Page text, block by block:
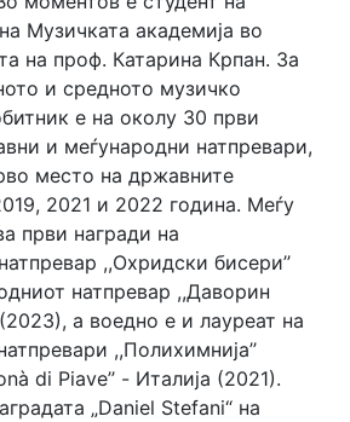
Музичката академија во
на проф. Катарина Крпан. За
и средното музичко
е на околу 30 први
и меѓународни натпревари,
место на државните
2021 и 2022 година. Меѓу
први награди на
,,Охридски бисери’’
натпревар ,,Даворин
(2023), а воедно е и лауреат на
,,Полихимнија’’
di Piave’’ - Италија (2021).
„Daniel Stefani“ на